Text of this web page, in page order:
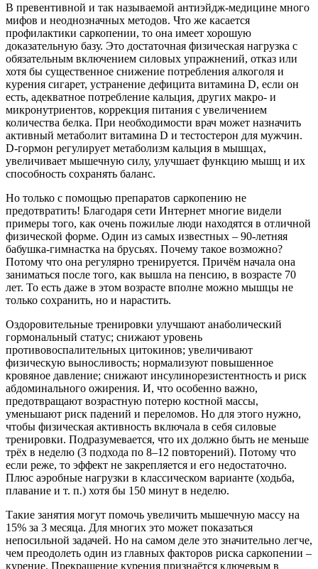
В превентивной и так называемой антиэйдж-медицине много
мифов и неоднозначных методов. Что же касается
профилактики саркопении, то она имеет хорошую
доказательную базу. Это достаточная физическая нагрузка с
обязательным включением силовых упражнений, отказ или
хотя бы существенное снижение потребления алкоголя и
курения сигарет, устранение дефицита витамина D, если он
есть, адекватное потребление кальция, других макро- и
микронутриентов, коррекция питания с увеличением
количества белка. При необходимости врач может назначить
активный метаболит витамина D и тестостерон для мужчин.
D-гормон регулирует метаболизм кальция в мышцах,
увеличивает мышечную силу, улучшает функцию мышц и их
способность сохранять баланс.
Но только с помощью препаратов саркопению не
предотвратить! Благодаря сети Интернет многие видели
примеры того, как очень пожилые люди находятся в отличной
физической форме. Один из самых известных – 90-летняя
бабушка-гимнастка на брусьях. Почему такое возможно?
Потому что она регулярно тренируется. Причём начала она
заниматься после того, как вышла на пенсию, в возрасте 70
лет. То есть даже в этом возрасте вполне можно мышцы не
только сохранить, но и нарастить.
Оздоровительные тренировки улучшают анаболический
гормональный статус; снижают уровень
противовоспалительных цитокинов; увеличивают
физическую выносливость; нормализуют повышенное
кровяное давление; снижают инсулинорезистентность и риск
абдоминального ожирения. И, что особенно важно,
предотвращают возрастную потерю костной массы,
уменьшают риск падений и переломов. Но для этого нужно,
чтобы физическая активность включала в себя силовые
тренировки. Подразумевается, что их должно быть не меньше
трёх в неделю (3 подхода по 8–12 повторений). Потому что
если реже, то эффект не закрепляется и его недостаточно.
Плюс аэробные нагрузки в классическом варианте (ходьба,
плавание и т. п.) хотя бы 150 минут в неделю.
Такие занятия могут помочь увеличить мышечную массу на
15% за 3 месяца. Для многих это может показаться
непосильной задачей. Но на самом деле это значительно легче,
чем преодолеть один из главных факторов риска саркопении –
курение. Прекращение курения признаётся ключевым в